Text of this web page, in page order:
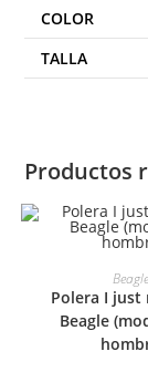
COLOR
TALLA
Productos
SELECCIONAR
Beagle
Polera I just
Beagle